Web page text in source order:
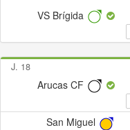
VS Brígida
J. 18
Arucas CF
San Miguel